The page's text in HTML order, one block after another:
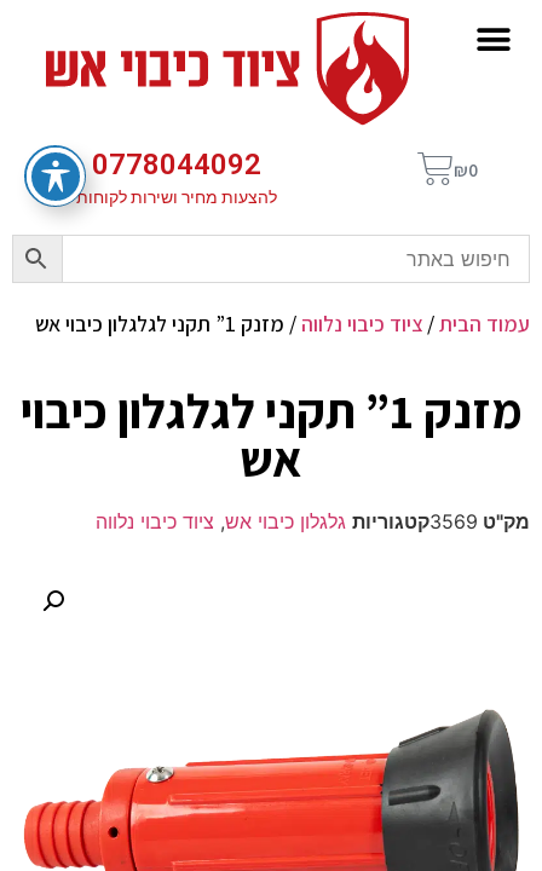
₪0
0778044092
להצעות מחיר ושירות לקוחות
עמוד הבית/ ציוד כיבוי נלווה / מזנק 1” תקני לגלגלון כיבוי אש
מזנק 1” תקני לגלגלון כיבוי
אש
מק"ט 3569קטגוריות גלגלון כיבוי אש, ציוד כיבוי נלווה